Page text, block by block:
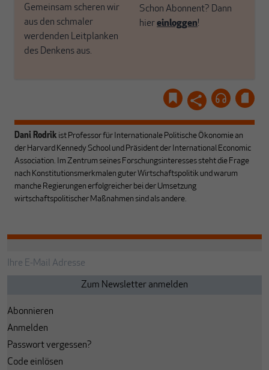
Gemeinsam scheren wir
aus den schmaler
werdenden Leitplanken
des Denkens aus.
Schon Abonnent? Dann
hiereinloggen!
Dani Rodrik ist Professor für Internationale Politische Ökonomie an
der Harvard Kennedy School und Präsident der International Economic
Association. Im Zentrum seines Forschungsinteresses steht die Frage
nach Konstitutionsmerkmalen guter Wirtschaftspolitik und warum
manche Regierungen erfolgreicher bei der Umsetzung
wirtschaftspolitischer Maßnahmen sind als andere.
Abonnieren
Anmelden
Passwort vergessen?
Code einlösen